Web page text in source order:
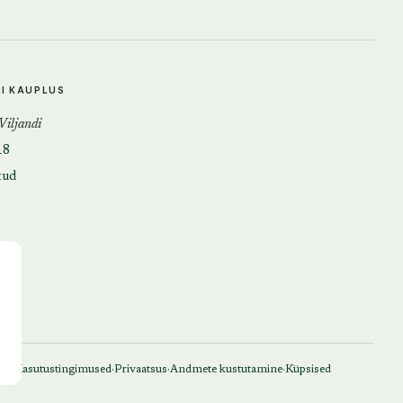
KAUPLUS
Kasutustingimused·Privaatsus·Andmete kustutamine·Küpsised